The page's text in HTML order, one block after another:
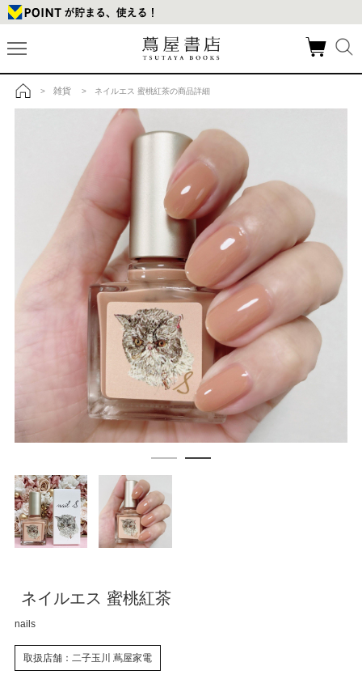
トップ
> 雑貨 > ネイルエス 蜜桃紅茶の商品詳細
ネイルエス 蜜桃紅茶
nails
取扱店舗：二子玉川 蔦屋家電